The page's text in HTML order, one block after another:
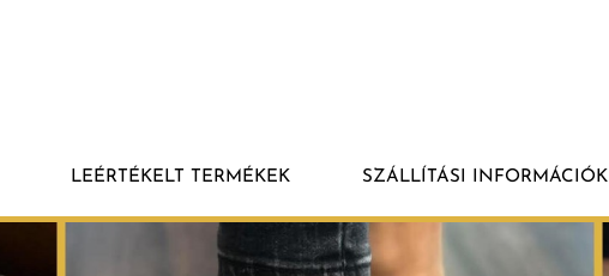
LEÉRTÉKELT TERMÉKEK SZÁLLÍTÁSI INFORMÁCIÓK